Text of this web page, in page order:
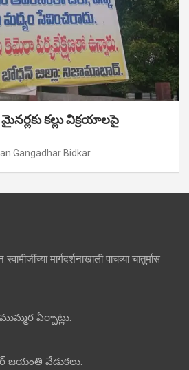
కల్లు విక్రయాలపై
Gangadhar Bidkar
मार्गदर्शनाखाली पाचव्या चातुर्मास
ఏర్పాట్లు.
జయంతి వేడుకలు.